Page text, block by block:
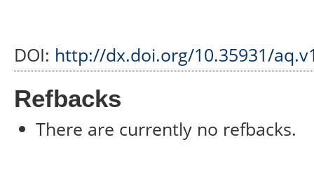
DOI: http://dx.doi.org/10.35931/
Refbacks
There are currently no refbacks.